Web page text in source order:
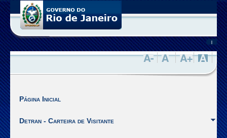
está
no
site
de
Visitantes
SEPPEN
EstadoPágina Inicial
Detran - Carteira de Visitante